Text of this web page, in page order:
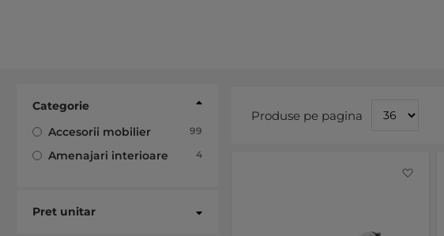
Produse pe pagina
Categorie
Accesorii mobilier
99
articole
Amenajari interioare 4
articole
Pret unitar